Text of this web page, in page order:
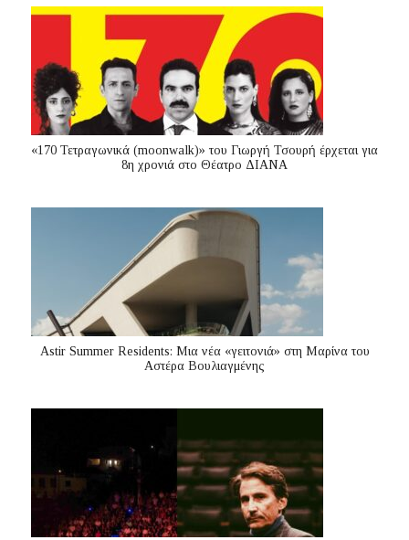
«170 Τετραγωνικά (moonwalk)» του Γιωργή Τσουρή έρχεται για
8η χρονιά στο Θέατρο ΔΙΑΝΑ
Astir Summer Residents: Μια νέα «γειτονιά» στη Μαρίνα του
Αστέρα Βουλιαγμένης